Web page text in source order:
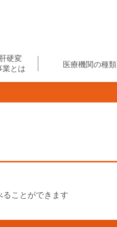
硬変
業とは
医療機関の種類
ることができます